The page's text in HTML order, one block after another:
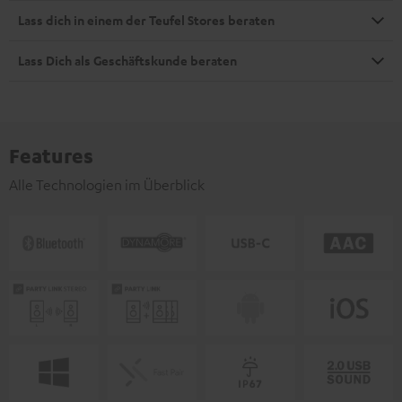
Lass dich in einem der Teufel Stores beraten
Lass Dich als Geschäftskunde beraten
Features
Alle Technologien im Überblick